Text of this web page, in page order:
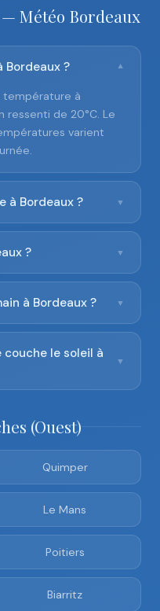
— Météo Bordeaux
? ▼
température à
ressenti de 20°C. Le
varient
à Bordeaux ? ▼
? ▼
à Bordeaux ? ▼
couche le soleil à
▼
(Ouest)
Quimper
Le Mans
Poitiers
Biarritz